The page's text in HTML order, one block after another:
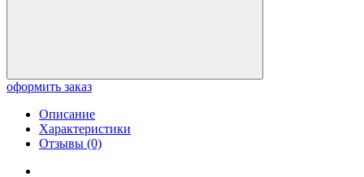
оформить заказ
Описание
Характеристики
Отзывы (0)